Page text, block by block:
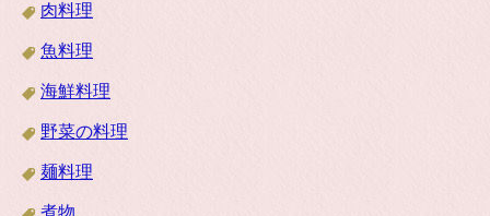
肉料理
魚料理
海鮮料理
野菜の料理
麺料理